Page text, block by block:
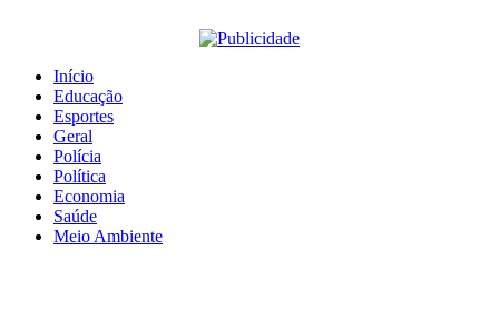
Início
Educação
Esportes
Geral
Polícia
Política
Economia
Saúde
Meio Ambiente